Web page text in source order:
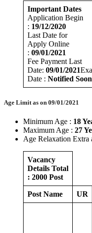
Important Dates
Application Begin
: 19/12/2020
Last Date for
Apply Online
: 09/01/2021
Fee Payment Last
Date: 09/01/2021
Date : Notified Soon
Age Limit as on 09/01/2021
Minimum Age : 18
Maximum Age : 27
Age Relaxation Extra
Vacancy
Details Total
: 2000 Post
Post Name UR